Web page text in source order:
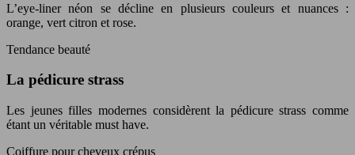
L’eye-liner néon se décline en plusieurs couleurs et nuances :
orange, vert citron et rose.
Tendance beauté
La pédicure strass
Les jeunes filles modernes considèrent la pédicure strass comme
étant un véritable must have.
Coiffure pour cheveux crépus